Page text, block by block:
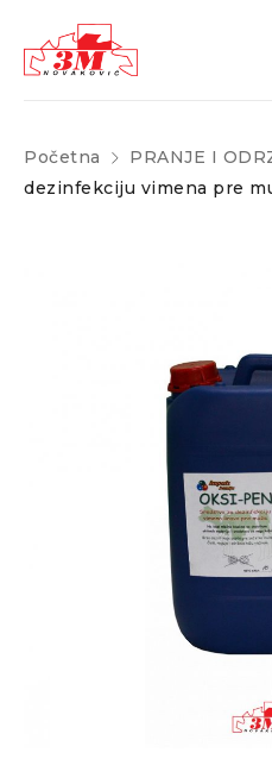
Početna PRANJE I
dezinfekciju vimena pre